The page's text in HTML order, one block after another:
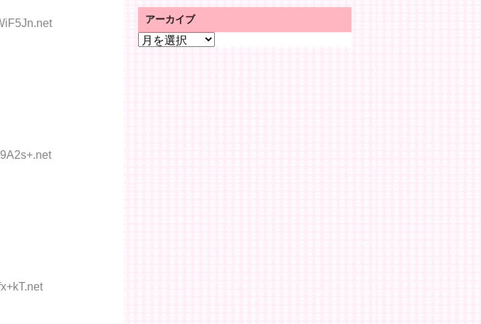
アーカイブ
ア